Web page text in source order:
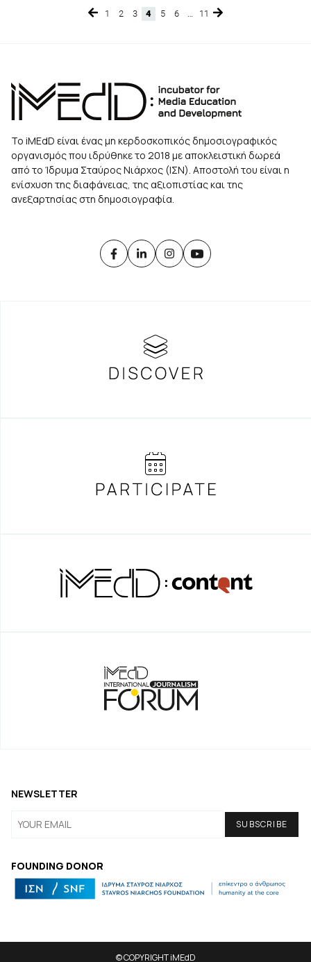
Page
1 Page
2 Page
3 Page
4 Page
5 Page
6 … Page
11
Το iMEdD είναι ένας μη κερδοσκοπικός δημοσιογραφικός
οργανισμός που ιδρύθηκε το 2018 με αποκλειστική δωρεά
από το Ίδρυμα Σταύρος Νιάρχος (ΙΣΝ). Αποστολή του είναι η
ενίσχυση της διαφάνειας, της αξιοπιστίας και της
ανεξαρτησίας στη δημοσιογραφία.
FOUNDING DONOR
NEWSLETTER
© COPYRIGHT iMEdD